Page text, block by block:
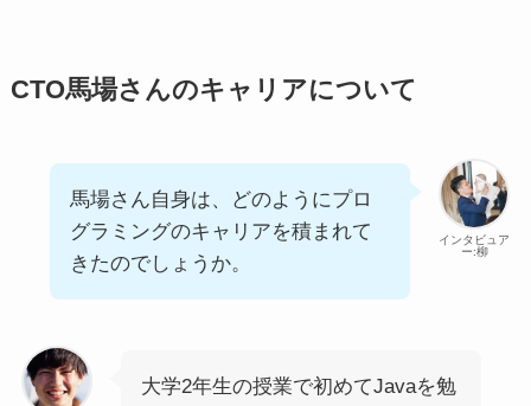
CTO馬場さんのキャリアについて
インタビュア
ー:柳
馬場さん自身は、どのようにプロ
グラミングのキャリアを積まれて
きたのでしょうか。
大学2年生の授業で初めてJavaを勉